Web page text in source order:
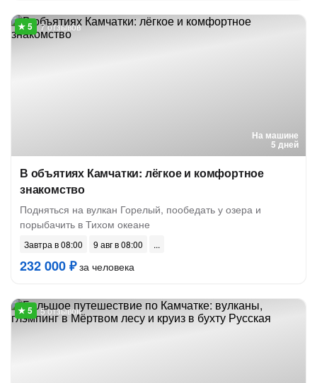
На машине
5 дней
7 отзывов
В объятиях Камчатки: лёгкое и комфортное
знакомство
Подняться на вулкан Горелый, пообедать у озера и
порыбачить в Тихом океане
Завтра в 08:00 9 авг в 08:00
232 000 ₽за человека
5 отзывов